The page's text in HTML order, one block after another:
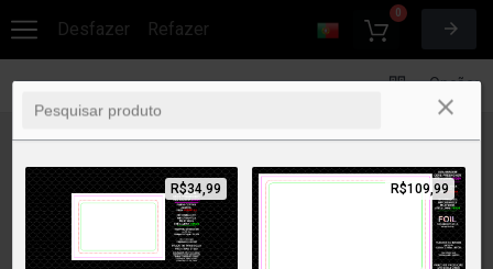
Desfazer Refazer
0
Opções
R$34,99 R$109,99